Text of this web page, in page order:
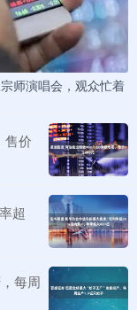
师演唱会，观众忙着
售价
超
每周